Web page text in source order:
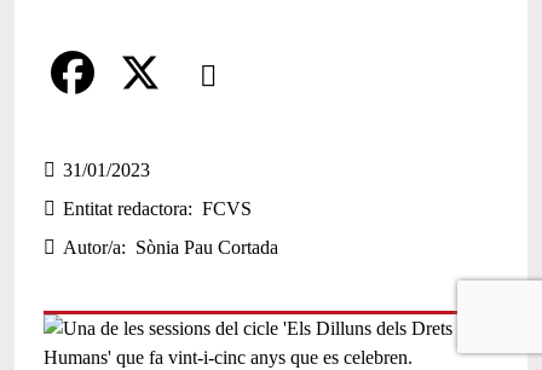
Comparteix
a
c
e
o
31/01/2023
Entitat redactora
FCVS
Autor/a
Sònia Pau Cortada